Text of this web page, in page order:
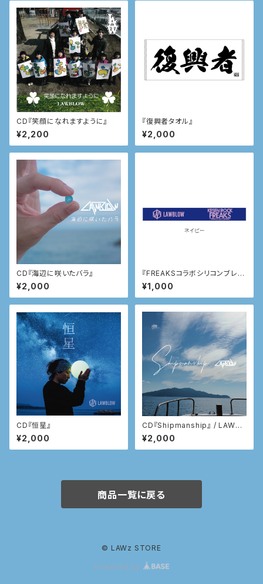
CD『笑顔になれますように』
¥2,200
『復興者タオル』
¥2,000
CD『海辺に咲いたバラ』
¥2,000
『FREAKSコラボシリコンブレ
ス』
¥1,000
CD『恒星』
¥2,000
CD『Shipmanship』 / LAWBL
OW
¥2,000
商品一覧に戻る
© LAWz STORE
Powered by